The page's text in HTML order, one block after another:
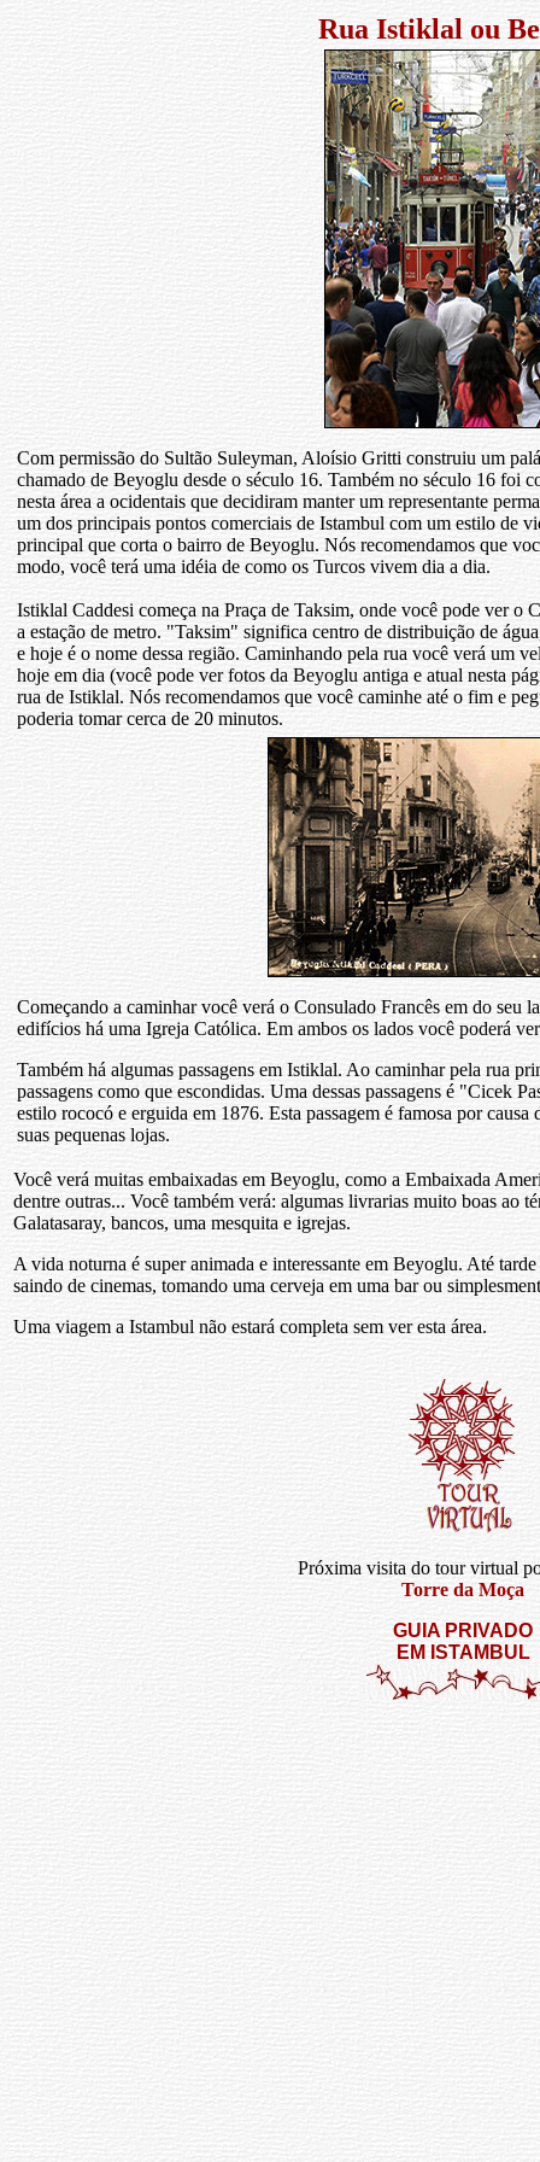
Rua Istiklal ou
Com permissão do Sultão Suleyman, Aloísio Gritti construiu um
chamado de Beyoglu desde o século 16. Também no século 16 foi
nesta área a ocidentais que decidiram manter um representante
um dos principais pontos comerciais de Istambul com um estilo de
principal que corta o bairro de Beyoglu. Nós recomendamos que
modo, você terá uma idéia de como os Turcos vivem dia a dia.
Istiklal Caddesi começa na Praça de Taksim, onde você pode ver
a estação de metro. "Taksim" significa centro de distribuição de
e hoje é o nome dessa região. Caminhando pela rua você verá um
hoje em dia (você pode ver fotos da Beyoglu antiga e atual nesta
rua de Istiklal. Nós recomendamos que você caminhe até o fim e
poderia tomar cerca de 20 minutos.
Começando a caminhar você verá o Consulado Francês em do seu
edifícios há uma Igreja Católica. Em ambos os lados você poderá
Também há algumas passagens em Istiklal. Ao caminhar pela rua
passagens como que escondidas. Uma dessas passagens é "Cicek
estilo rococó e erguida em 1876. Esta passagem é famosa por causa
suas pequenas lojas.
Você verá muitas embaixadas em Beyoglu, como a Embaixada
dentre outras... Você também verá: algumas livrarias muito boas ao
Galatasaray, bancos, uma mesquita e igrejas.
A vida noturna é super animada e interessante em Beyoglu. Até
saindo de cinemas, tomando uma cerveja em uma bar ou
Uma viagem a Istambul não estará completa sem ver esta área.
Próxima visita do tour virtual
Torre da Moça
GUIA PRIVADO
EM ISTAMBUL